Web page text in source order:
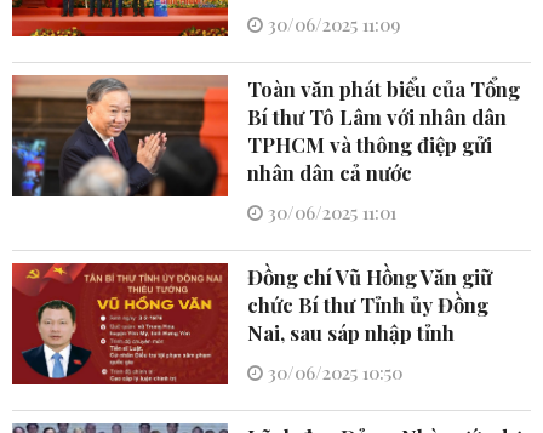
30/06/2025 11:09
Toàn văn phát biểu của Tổng
Bí thư Tô Lâm với nhân dân
TPHCM và thông điệp gửi
nhân dân cả nước
30/06/2025 11:01
Đồng chí Vũ Hồng Văn giữ
chức Bí thư Tỉnh ủy Đồng
Nai, sau sáp nhập tỉnh
30/06/2025 10:50